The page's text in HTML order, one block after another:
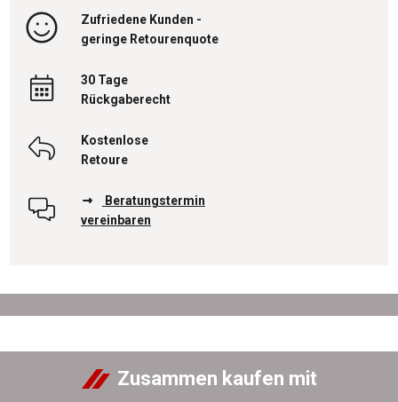
Zufriedene Kunden -
geringe Retourenquote
30 Tage
Rückgaberecht
Kostenlose
Retoure
Beratungstermin
vereinbaren
Zusammen kaufen mit